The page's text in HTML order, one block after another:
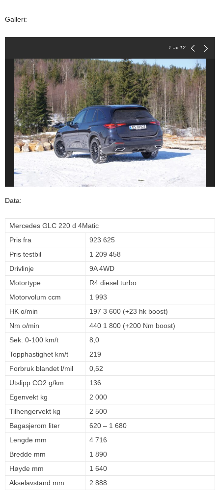
Galleri:
1 av 12
Data:
Mercedes GLC 220 d 4Matic
Pris fra
923 625
Pris testbil
1 209 458
Drivlinje
9A 4WD
Motortype
R4 diesel turbo
Motorvolum ccm
1 993
HK o/min
197 3 600 (+23 hk boost)
Nm o/min
440 1 800 (+200 Nm boost)
Sek. 0-100 km/t
8,0
Topphastighet km/t
219
Forbruk blandet l/mil
0,52
Utslipp CO2 g/km
136
Egenvekt kg
2 000
Tilhengervekt kg
2 500
Bagasjerom liter
620 – 1 680
Lengde mm
4 716
Bredde mm
1 890
Høyde mm
1 640
Akselavstand mm
2 888